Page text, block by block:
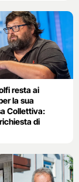
resta ai
la sua
Collettiva:
di